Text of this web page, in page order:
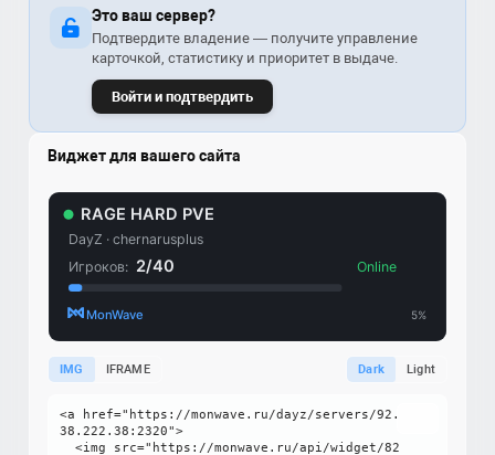
Это ваш сервер?
Подтвердите владение — получите управление
карточкой, статистику и приоритет в выдаче.
Войти и подтвердить
Виджет для вашего сайта
IMG IFRAME Dark Light